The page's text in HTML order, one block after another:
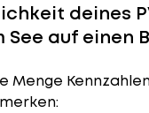
deines
See auf einen
Menge